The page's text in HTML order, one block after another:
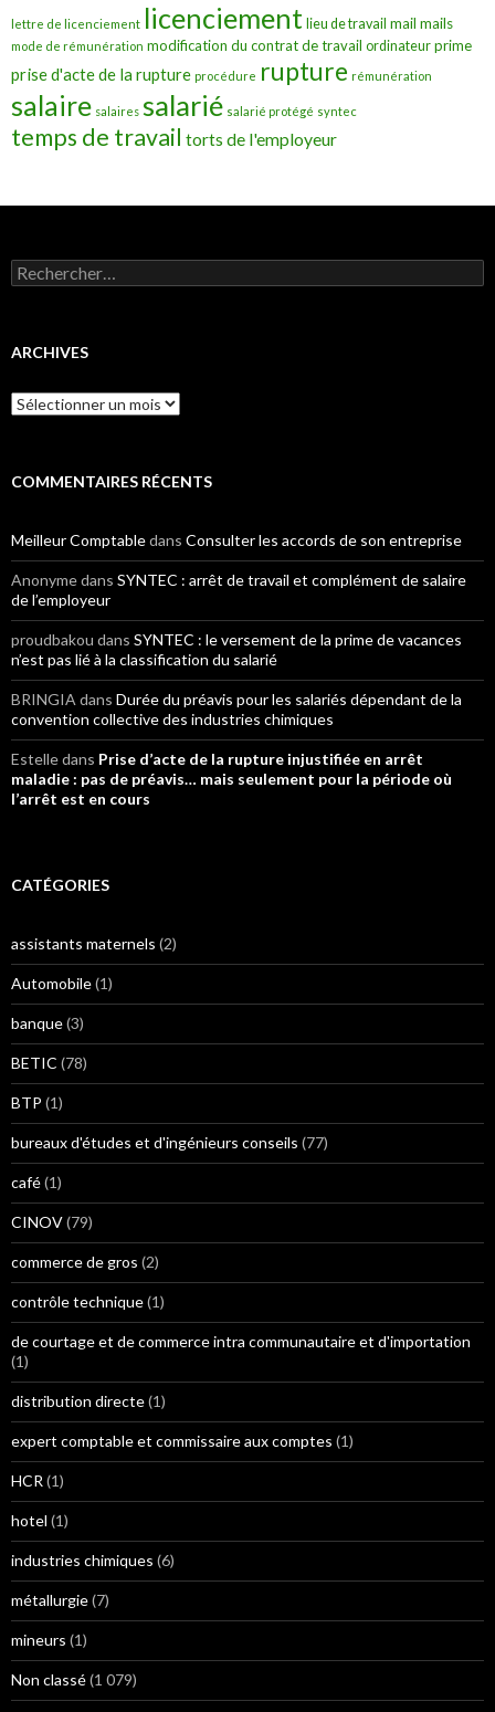
lettre de licenciement licenciement lieu de travail mail mails
mode de rémunération modification du contrat de travail ordinateur prime
prise d'acte de la rupture procédure rupture rémunération
salaire salaires salarié salarié protégé syntec
temps de travail torts de l'employeur
Rechercher :
ARCHIVES
Archives
COMMENTAIRES RÉCENTS
Meilleur Comptabledans Consulter les accords de son entreprise
Anonymedans SYNTEC : arrêt de travail et complément de salaire
de l’employeur
proudbakou dans SYNTEC : le versement de la prime de vacances
n’est pas lié à la classification du salarié
BRINGIA dans Durée du préavis pour les salariés dépendant de la
convention collective des industries chimiques
Estelledans Prise d’acte de la rupture injustifiée en arrêt
maladie : pas de préavis… mais seulement pour la période où
l’arrêt est en cours
CATÉGORIES
assistants maternels (2)
Automobile(1)
banque(3)
BETIC (78)
BTP (1)
bureaux d'études et d'ingénieurs conseils (77)
café(1)
CINOV(79)
commerce de gros (2)
contrôle technique(1)
de courtage et de commerce intra communautaire et d'importation
(1)
distribution directe(1)
expert comptable et commissaire aux comptes (1)
HCR (1)
hotel (1)
industries chimiques (6)
métallurgie(7)
mineurs (1)
Non classé(1 079)